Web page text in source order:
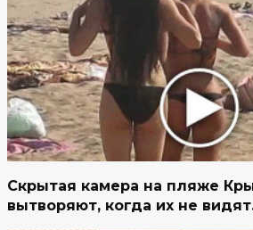
Скрытая камера на пляже
вытворяют, когда их не